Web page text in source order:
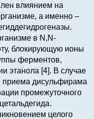
влиянием на
а именно –
в N,N-
блокирующую ионы
ферментов,
этанола [4]. В случае
приема дисульфирама
промежуточного
целого